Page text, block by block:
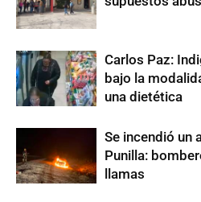
Carlos Paz:
bajo la
una dietética
Se incendió un
Punilla:
llamas